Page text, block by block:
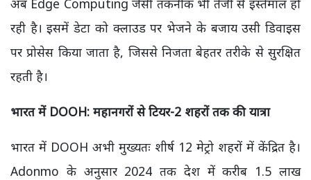
अब Edge Computing जैसी तकनीक भी तेजी से इस्तेमाल हो
रही है। इसमें डेटा को क्लाउड पर भेजने के बजाय उसी डिवाइस
पर प्रोसेस किया जाता है, जिससे निजता बेहतर तरीके से सुरक्षित
रहती है।
भारत में DOOH: महानगरों से टियर-2 शहरों तक की यात्रा
भारत में DOOH अभी मुख्यतः शीर्ष 12 मेट्रो शहरों में केंद्रित है।
Adonmo के अनुसार 2024 तक देश में करीब 1.5 लाख